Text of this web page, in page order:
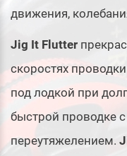
движения,
Jig It Flutter
скоростях
под лодкой при
быстрой проводке с
переутяжелением.